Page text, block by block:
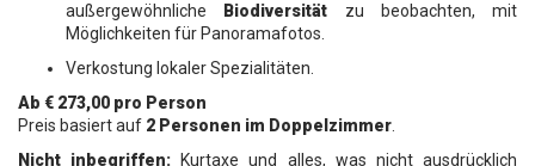
außergewöhnliche
Biodiversität zu beobachten, mit
Möglichkeiten für Panoramafotos.
Verkostung lokaler Spezialitäten.
Ab € 273,00 pro Person
Preis basiert auf 2 Personen im Doppelzimmer
Nicht inbegriffen: Kurtaxe und alles, was nicht ausdrücklich